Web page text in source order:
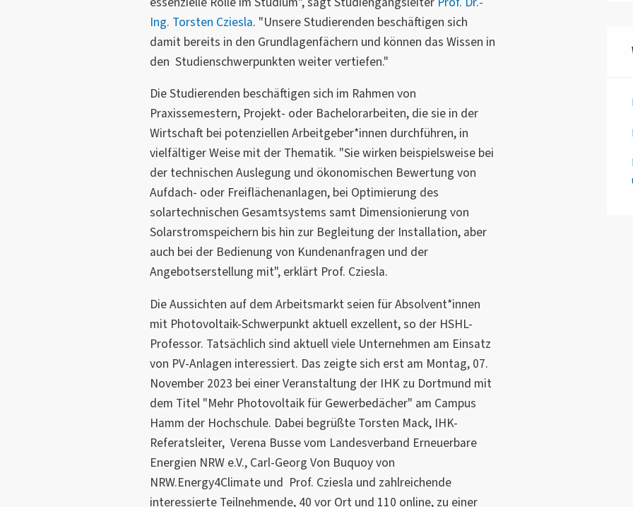
Ing. Torsten Cziesla. "Unsere Studierenden beschäftigen sich
damit bereits in den Grundlagenfächern und können das Wissen in
den Studienschwerpunkten weiter vertiefen."
Die Studierenden beschäftigen sich im Rahmen von
Praxissemestern, Projekt- oder Bachelorarbeiten, die sie in der
Wirtschaft bei potenziellen Arbeitgeber*innen durchführen, in
vielfältiger Weise mit der Thematik. "Sie wirken beispielsweise bei
der technischen Auslegung und ökonomischen Bewertung von
Aufdach- oder Freiflächenanlagen, bei Optimierung des
solartechnischen Gesamtsystems samt Dimensionierung von
Solarstromspeichern bis hin zur Begleitung der Installation, aber
auch bei der Bedienung von Kundenanfragen und der
Angebotserstellung mit", erklärt Prof. Cziesla.
Die Aussichten auf dem Arbeitsmarkt seien für Absolvent*innen
mit Photovoltaik-Schwerpunkt aktuell exzellent, so der HSHL-
Professor. Tatsächlich sind aktuell viele Unternehmen am Einsatz
von PV-Anlagen interessiert. Das zeigte sich erst am Montag, 07.
November 2023 bei einer Veranstaltung der IHK zu Dortmund mit
dem Titel "Mehr Photovoltaik für Gewerbedächer" am Campus
Hamm der Hochschule. Dabei begrüßte Torsten Mack, IHK-
Referatsleiter, Verena Busse vom Landesverband Erneuerbare
Energien NRW e.V., Carl-Georg Von Buquoy von
NRW.Energy4Climate und Prof. Cziesla und zahlreichende
interessierte Teilnehmende, 40 vor Ort und 110 online, zu einer